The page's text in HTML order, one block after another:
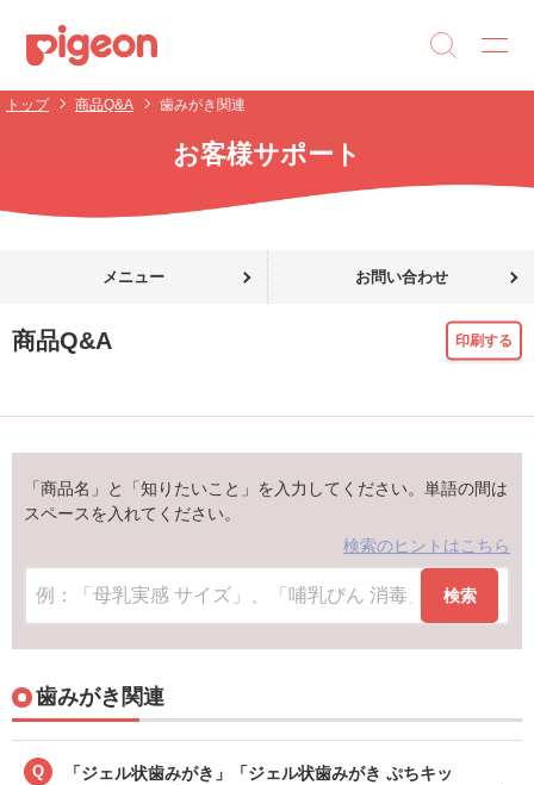
トップ 商品Q&A 歯みがき関連
お客様サポート
メニュー お問い合わせ
商品Q&A 印刷する
「商品名」と「知りたいこと」を入力してください。単語の間は
スペースを入れてください。
検索のヒントはこちら
検索
歯みがき関連
Q
「ジェル状歯みがき」「ジェル状歯みがき ぷちキッ